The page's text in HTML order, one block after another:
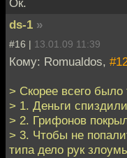
Ок.
ds-1 »
#16 | 13.01.09 11:39
Кому: Romualdos,
> Скорее всего было
> 1. Деньги спиздили
> 2. Грифонов
> 3. Чтобы не
типа дело рук